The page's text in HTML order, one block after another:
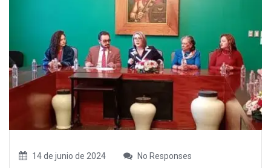
14 de junio de 2024 No Responses